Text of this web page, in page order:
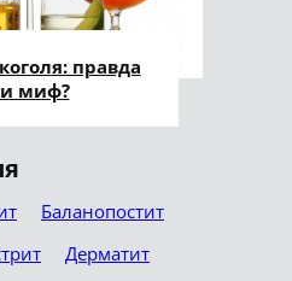
правда
миф?
Баланопостит
Дерматит